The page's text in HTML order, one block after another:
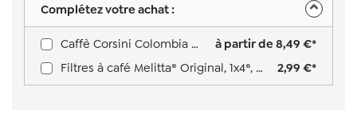
Complétez votre achat :
Caffè Corsini Colombia Medellin Supremo 100% Arabica 250g​
à partir de 8,49 €*
Filtres à café Melitta® Original, 1x4®, boîte de 80 filtres, blancs
2,99 €*